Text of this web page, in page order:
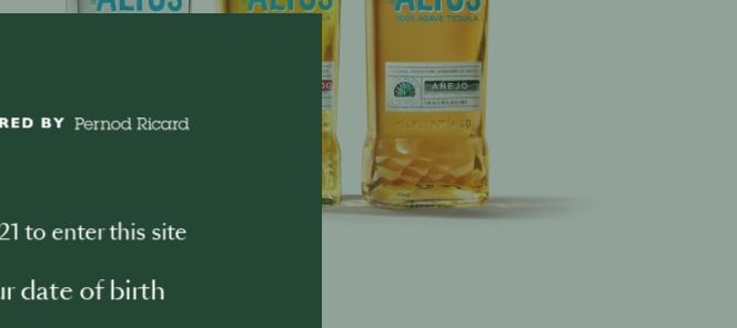
to enter this site
date of birth